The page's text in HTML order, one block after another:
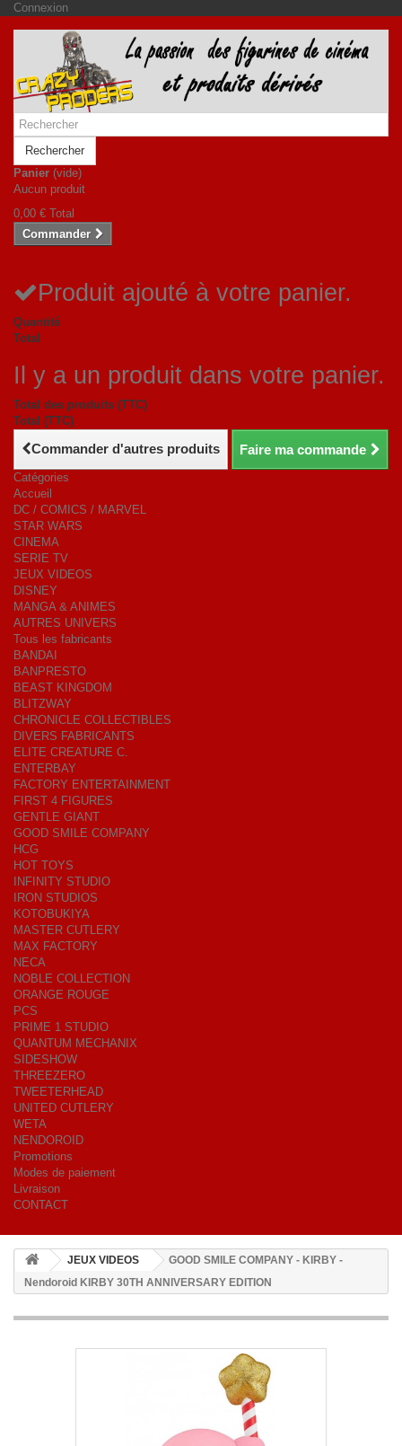
Connexion
Rechercher
Panier (vide)
Aucun produit
0,00 € Total
Commander
Produit ajouté à votre panier.
Quantité
Total
Il y a un produit dans votre panier.
Total des produits (TTC)
Total (TTC)
Commander d'autres produits Faire ma commande
Catégories
Accueil
DC / COMICS / MARVEL
STAR WARS
CINEMA
SERIE TV
JEUX VIDEOS
DISNEY
MANGA & ANIMES
AUTRES UNIVERS
Tous les fabricants
BANDAI
BANPRESTO
BEAST KINGDOM
BLITZWAY
CHRONICLE COLLECTIBLES
DIVERS FABRICANTS
ELITE CREATURE C.
ENTERBAY
FACTORY ENTERTAINMENT
FIRST 4 FIGURES
GENTLE GIANT
GOOD SMILE COMPANY
HCG
HOT TOYS
INFINITY STUDIO
IRON STUDIOS
KOTOBUKIYA
MASTER CUTLERY
MAX FACTORY
NECA
NOBLE COLLECTION
ORANGE ROUGE
PCS
PRIME 1 STUDIO
QUANTUM MECHANIX
SIDESHOW
THREEZERO
TWEETERHEAD
UNITED CUTLERY
WETA
NENDOROID
Promotions
Modes de paiement
Livraison
CONTACT
JEUX VIDEOS
GOOD SMILE COMPANY - KIRBY -
Nendoroid KIRBY 30TH ANNIVERSARY EDITION